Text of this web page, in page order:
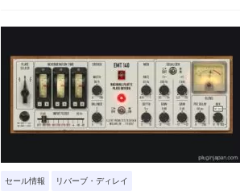
セール情報 リバーブ・ディレイ